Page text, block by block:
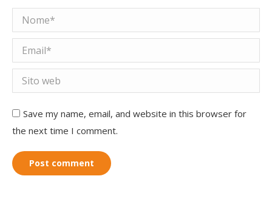
Nome *
Email *
Sito web
Save my name, email, and website in this browser for
the next time I comment.
Post comment